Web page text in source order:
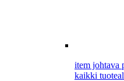
item johtava
kaikki